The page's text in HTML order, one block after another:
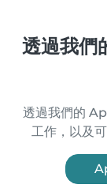
透過我們
透過我們的
工作，以及